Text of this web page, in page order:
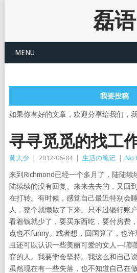
磊语
MENU
我要投稿
如果你有好的文章，欢迎分享给我们，
寻寻觅觅的找工
黄大少 2012-06-04 生活の笔记 No
来到Richmond已经一个多月了，陆陆续
陆续续的没有回复。来来去去的，又回
在打转。有时候，感觉自己最近特别会
人，整个就懒散了下来。只不过银行账
看着钱就少了，要买东西吃，要付房费
点也不funny。或者想，回国算了，也
且还可以认识一些美丽可爱的女人—嘿
弃的人。我要学会坚持。我这么和自己
虽然现在有一些失落，也不知道自己在